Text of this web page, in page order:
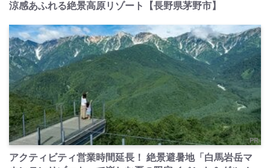
涼感あふれる絶景高原リゾート【長野県茅野市】
PR
アクティビティ営業時間延長！ 絶景避暑地「白馬岩岳マ